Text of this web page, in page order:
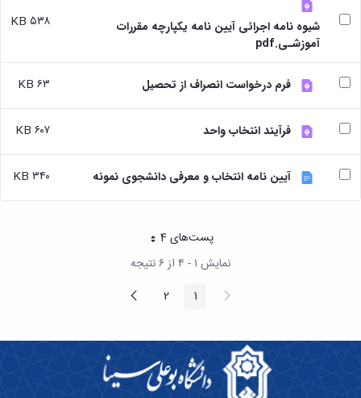
و
تحصیلات
تکمیلی
دروس
کارشناسی
فرم
ها
نامه
ها
ترم
بندی
دروس
ها
ترفیع
آئین
نامه
های
پژوهشی
پژوهشی
کارگاه ها
و
آزمایشگاه
ها
آموزشی
بهداشت
و
کنترل
کیفی
موادغذایی
شیوه نامه اجرائی آیین نامه یکپارچه مقررات
آموزشـی.pdf
۵۳۸ KB
فرم درخواست انصراف از تحصیل ۶۳ KB
فرآیند انتخاب واحد ۶۰۷ KB
آیین نامه انتخاب و معرفی دانشجوی نمونه ۳۴۰ KB
پست‌‌های 4هر صفحه
نمایش ۱ - ۴ از ۶ نتیجه
پیغام
قبلی صفحه1 صفحه2 صفحه
بعد